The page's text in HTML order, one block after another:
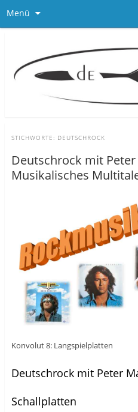
Menü
STICHWORTE: DEUTSCHROCK
Deutschrock mit
Musikalisches
Konvolut 8: Langspielplatten
Deutschrock mit Peter
Schallplatten